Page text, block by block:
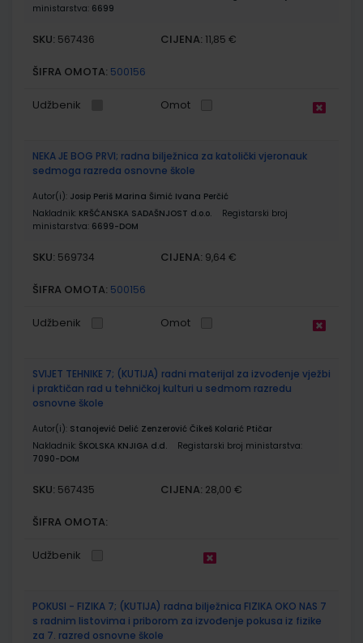
ministarstva: 6699
SKU: 567436 CIJENA: 11,85 €
ŠIFRA OMOTA: 500156
Udžbenik Omot
NEKA JE BOG PRVI; radna bilježnica za katolički vjeronauk
sedmoga razreda osnovne škole
Autor(i): Josip Periš Marina Šimić Ivana Perčić
Nakladnik: KRŠĆANSKA SADAŠNJOST d.o.o.
Registarski broj
ministarstva: 6699-DOM
SKU: 569734 CIJENA: 9,64 €
ŠIFRA OMOTA: 500156
Udžbenik Omot
SVIJET TEHNIKE 7; (KUTIJA) radni materijal za izvođenje vježbi
i praktičan rad u tehničkoj kulturi u sedmom razredu
osnovne škole
Autor(i): Stanojević Delić Zenzerović Čikeš Kolarić Ptičar
Nakladnik: ŠKOLSKA KNJIGA d.d.
Registarski broj ministarstva:
7090-DOM
SKU: 567435 CIJENA: 28,00 €
ŠIFRA OMOTA:
Udžbenik
POKUSI - FIZIKA 7; (KUTIJA) radna bilježnica FIZIKA OKO NAS 7
s radnim listovima i priborom za izvođenje pokusa iz fizike
za 7. razred osnovne škole